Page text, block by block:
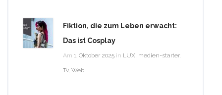
Fiktion, die zum Leben erwacht:
Das ist Cosplay
Am 1. Oktober 2025 in LUX, medien-starter,
Tv, Web